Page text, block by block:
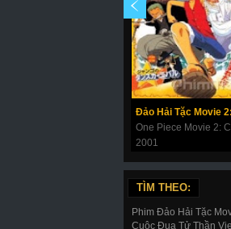
2001
TÌM THEO:
Phim Đảo Hải Tặc
Cuộc Đua Tử Thần